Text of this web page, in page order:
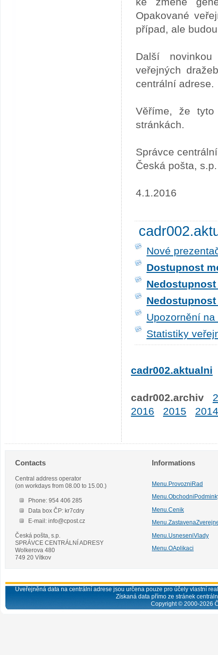
Opakované
případ, ale
Další
veřejných
centrální adrese.
Věříme, že
stránkách.
Správce
Česká pošta, s.p.
4.1.2016
Nové
Dostupnost
Upozornění
Statistiky
cadr002.aktualni
cadr002.archiv
2016
2015 2014
Contacts
Central address operator
(on workdays from 08.00 to 15.00.)
Phone: 954 406 285
Data box ČP: kr7cdry
E-mail: info@cpost.cz
Česká pošta, s.p.
SPRÁVCE CENTRÁLNÍ ADRESY
Wolkerova 480
749 20 Vítkov
Informations
Menu.ProvozniRad
Menu.Cenik
Menu.UsneseniVlady
Menu.OAplikaci
Uveřejněná data na centrální adrese jsou určena pouze pro účely vlastní
Získaná data přímo ze stránek
Copyright © 2000-2026